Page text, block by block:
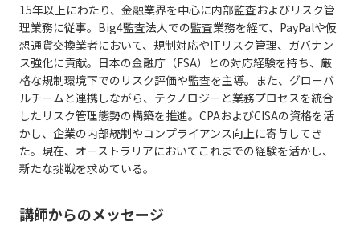
15年以上にわたり、金融業界を中心に内部監査およびリスク管
理業務に従事。Big4監査法人での監査業務を経て、PayPalや仮
想通貨交換業者において、規制対応やITリスク管理、ガバナン
ス強化に貢献。日本の金融庁（FSA）との対応経験を持ち、厳
格な規制環境下でのリスク評価や監査を主導。また、グローバ
ルチームと連携しながら、テクノロジーと業務プロセスを統合
したリスク管理態勢の構築を推進。CPAおよびCISAの資格を活
かし、企業の内部統制やコンプライアンス向上に寄与してき
た。現在、オーストラリアにおいてこれまでの経験を活かし、
新たな挑戦を求めている。
講師からのメッセージ